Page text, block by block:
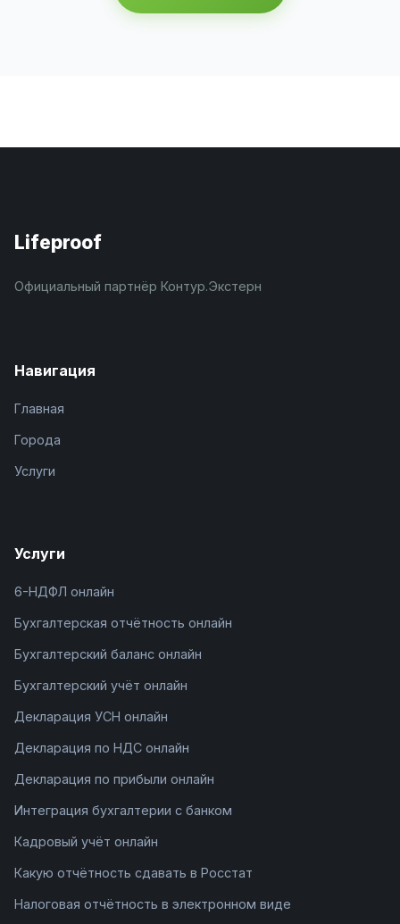
Lifeproof
Официальный партнёр Контур.Экстерн
Навигация
Главная
Города
Услуги
Услуги
6-НДФЛ онлайн
Бухгалтерская отчётность онлайн
Бухгалтерский баланс онлайн
Бухгалтерский учёт онлайн
Декларация УСН онлайн
Декларация по НДС онлайн
Декларация по прибыли онлайн
Интеграция бухгалтерии с банком
Кадровый учёт онлайн
Какую отчётность сдавать в Росстат
Налоговая отчётность в электронном виде